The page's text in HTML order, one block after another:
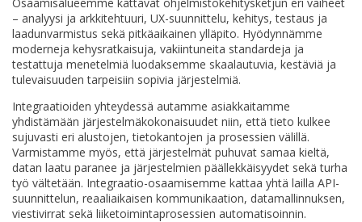
– analyysi ja arkkitehtuuri, UX-suunnittelu, kehitys, testaus ja
laadunvarmistus sekä pitkäaikainen ylläpito. Hyödynnämme
moderneja kehysratkaisuja, vakiintuneita standardeja ja
testattuja menetelmiä luodaksemme skaalautuvia, kestäviä ja
tulevaisuuden tarpeisiin sopivia järjestelmiä.
Integraatioiden yhteydessä autamme asiakkaitamme
yhdistämään järjestelmäkokonaisuudet niin, että tieto kulkee
sujuvasti eri alustojen, tietokantojen ja prosessien välillä.
Varmistamme myös, että järjestelmät puhuvat samaa kieltä,
datan laatu paranee ja järjestelmien päällekkäisyydet sekä turha
työ vältetään. Integraatio-osaamisemme kattaa yhtä lailla API-
suunnittelun, reaaliaikaisen kommunikaation, datamallinnuksen,
viestivirrat sekä liiketoimintaprosessien automatisoinnin.